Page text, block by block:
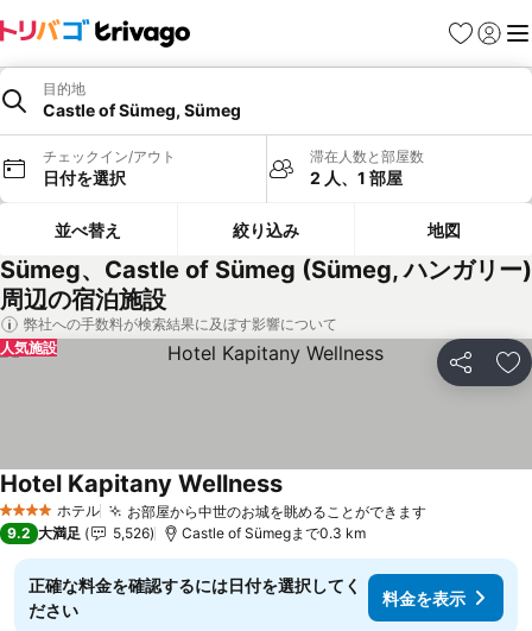
お気に入り
ログイ
メ
目的地
Castle of Sümeg, Sümeg
チェックイン/アウト
日付を選択
滞在人数と部屋数
2 人、1 部屋
並べ替え 絞り込み 地図
Sümeg、Castle of Sümeg (Sümeg, ハンガリー)
周辺の宿泊施設
弊社への手数料が検索結果に及ぼす影響について
シェア お
人気施設
4 ホテルのランク
ホテル お部屋から中世のお城を眺めることができます
Hotel Kapitany Wellness
9.2 大満足 5,526 Castle of Sümegまで0.3 km
正確な料金を確認するには日付を選択してく
ださい
料金を表示